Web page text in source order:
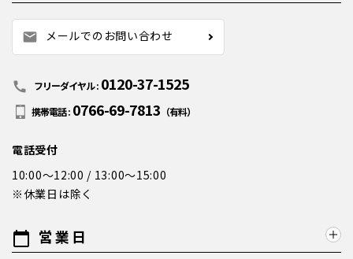
mail メールでのお問い合わせ
call フリーダイヤル : 0120-37-1525
携帯電話 : 0766-69-7813 （有料）
電話受付
10:00～12:00 / 13:00～15:00
※休業日は除く
calendar_today 営業日